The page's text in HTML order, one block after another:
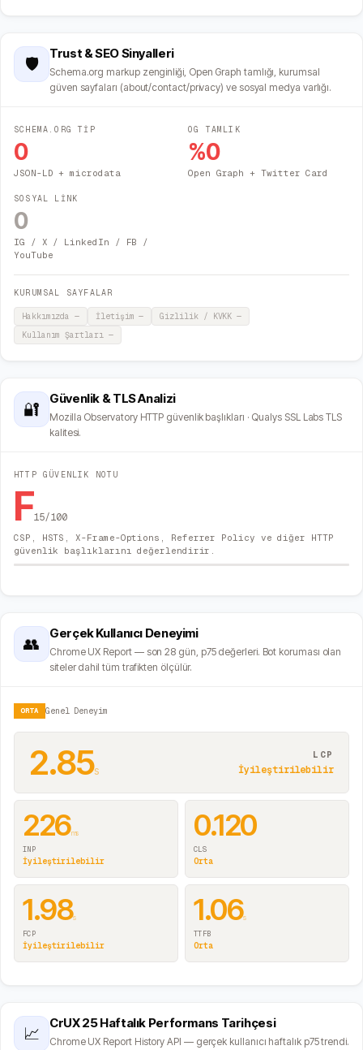
🛡️
Trust & SEO Sinyalleri
Schema.org markup zenginliği, Open Graph tamlığı, kurumsal
güven sayfaları (about/contact/privacy) ve sosyal medya varlığı.
SCHEMA.ORG TİP
0
JSON-LD + microdata
OG TAMLIK
%0
Open Graph + Twitter Card
SOSYAL LİNK
0
IG / X / LinkedIn / FB /
YouTube
KURUMSAL SAYFALAR
Hakkımızda — İletişim — Gizlilik / KVKK —
Kullanım Şartları —
🔐
Güvenlik & TLS Analizi
Mozilla Observatory HTTP güvenlik başlıkları · Qualys SSL Labs TLS
kalitesi.
HTTP GÜVENLIK NOTU
F15/100
CSP, HSTS, X-Frame-Options, Referrer Policy ve diğer HTTP
güvenlik başlıklarını değerlendirir.
👥
Gerçek Kullanıcı Deneyimi
Chrome UX Report — son 28 gün, p75 değerleri. Bot koruması olan
siteler dahil tüm trafikten ölçülür.
ORTA Genel Deneyim
2.85s
LCP
İyileştirilebilir
226ms
INP
İyileştirilebilir
0.120
CLS
Orta
1.98s
FCP
İyileştirilebilir
1.06s
TTFB
Orta
📈
CrUX 25 Haftalık Performans Tarihçesi
Chrome UX Report History API — gerçek kullanıcı haftalık p75 trendi.